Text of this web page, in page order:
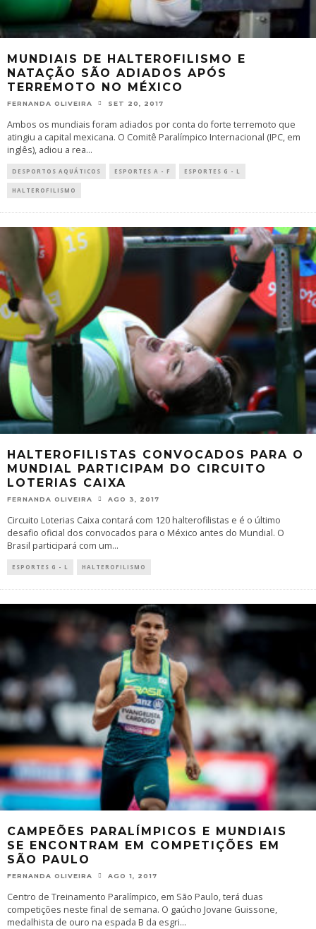
MUNDIAIS DE HALTEROFILISMO E
NATAÇÃO SÃO ADIADOS APÓS
TERREMOTO NO MÉXICO
FERNANDA OLIVEIRA SET 20, 2017
Ambos os mundiais foram adiados por conta do forte terremoto que
atingiu a capital mexicana. O Comitê Paralímpico Internacional (IPC, em
inglês), adiou a rea...
DESPORTOS AQUÁTICOS ESPORTES A - F ESPORTES G - L
HALTEROFILISMO
HALTEROFILISTAS CONVOCADOS PARA O
MUNDIAL PARTICIPAM DO CIRCUITO
LOTERIAS CAIXA
FERNANDA OLIVEIRA AGO 3, 2017
Circuito Loterias Caixa contará com 120 halterofilistas e é o último
desafio oficial dos convocados para o México antes do Mundial. O
Brasil participará com um...
ESPORTES G - L HALTEROFILISMO
CAMPEÕES PARALÍMPICOS E MUNDIAIS
SE ENCONTRAM EM COMPETIÇÕES EM
SÃO PAULO
FERNANDA OLIVEIRA AGO 1, 2017
Centro de Treinamento Paralímpico, em São Paulo, terá duas
competições neste final de semana. O gaúcho Jovane Guissone,
medalhista de ouro na espada B da esgri...